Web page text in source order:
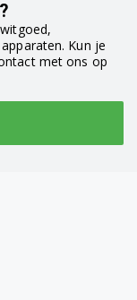
Kun je
met ons op